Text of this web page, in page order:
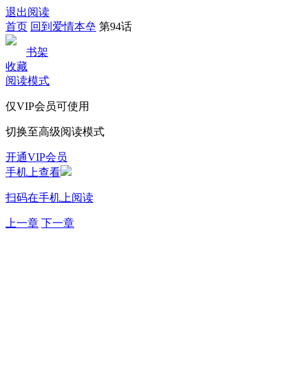
退出阅读
首页 回到爱情本垒 第94话
书架
收藏
阅读模式
仅VIP会员可使用
切换至高级阅读模式
开通VIP会员
手机上查看
扫码在手机上阅读
上一章 下一章